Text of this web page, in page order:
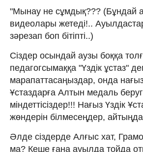
"Мынау не сұмдық??? (Бұндай
видеолары жетеді!..
зәрезап боп бітіпті..)
Сіздер осындай аузы боққа
педагогсымаққа "Үздік ұстаз"
марапаттасаңыздар, онда нағыз
Ұстаздарға Алтын медаль
міндеттісіздер!!! Нағыз Үздік
жөндерін білмесеңдер,
Әлде сіздерде Алғыс хат,
ма? Кеше ғана ауылда тойда